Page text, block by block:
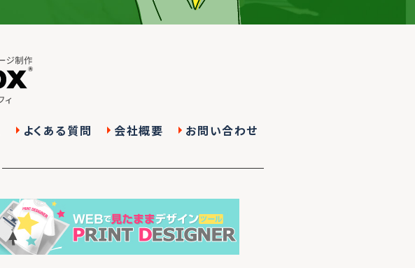
よくある質問 会社概要 お問い合わせ